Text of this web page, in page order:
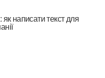
написати текст для